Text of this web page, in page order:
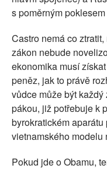
s poměrným
Castro nemá co
zákon nebude
ekonomika musí
peněz, jak to právě
vůdce může být
pákou, již potřebuje k
byrokratickém
vietnamského modelu
Pokud jde o Obamu,